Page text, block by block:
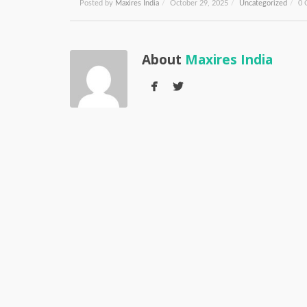
Posted by Maxires India / October 29, 2025 / Uncategorized / 0
About Maxires India